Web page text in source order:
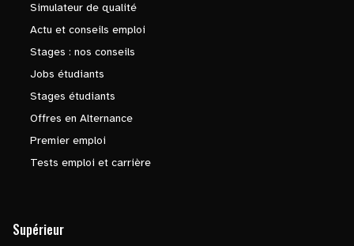
Simulateur de qualité
Actu et conseils emploi
Stages : nos conseils
Jobs étudiants
Stages étudiants
Offres en Alternance
Premier emploi
Tests emploi et carrière
Supérieur